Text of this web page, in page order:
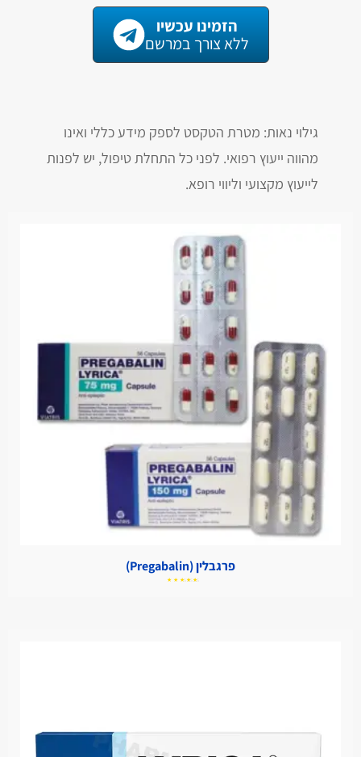
הזמינו עכשיו
ללא צורך במרשם
גילוי נאות: מטרת הטקסט לספק מידע כללי ואינו
מהווה ייעוץ רפואי. לפני כל התחלת טיפול, יש לפנות
לייעוץ מקצועי וליווי רופא.
פרגבלין (Pregabalin)